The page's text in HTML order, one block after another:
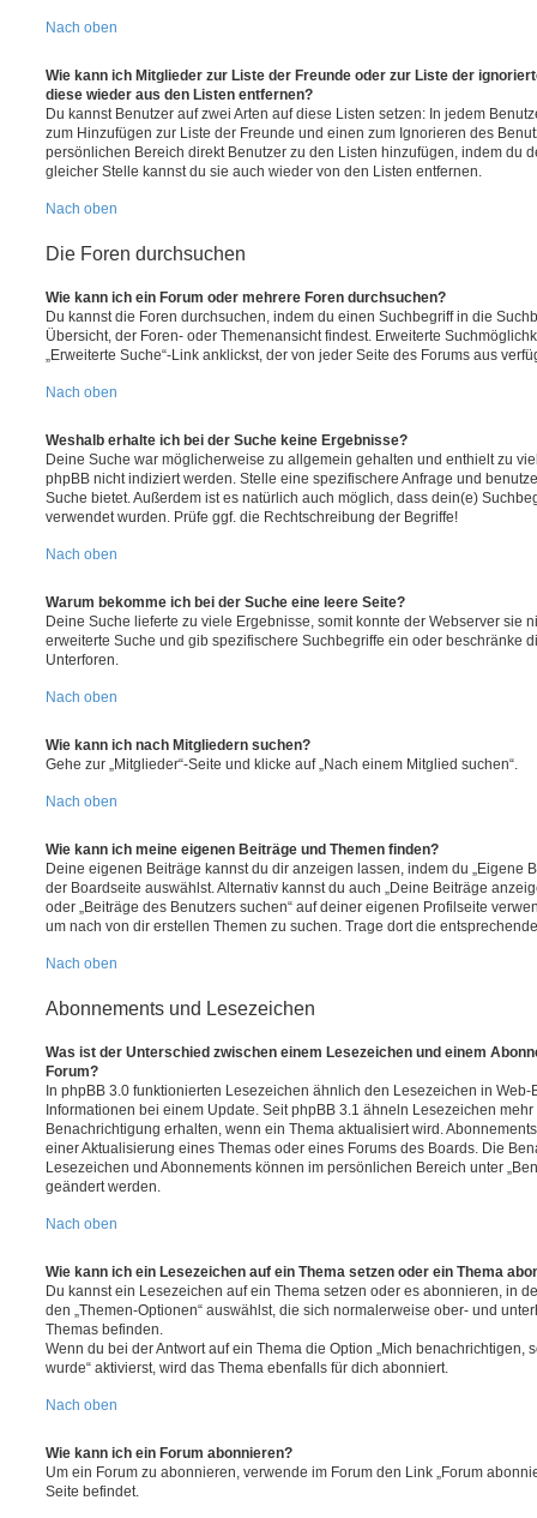
Nach oben
Wie kann ich Mitglieder zur Liste der Freunde oder zur Liste der
diese wieder aus den Listen entfernen?
Du kannst Benutzer auf zwei Arten auf diese Listen setzen: In jedem
zum Hinzufügen zur Liste der Freunde und einen zum Ignorieren des
persönlichen Bereich direkt Benutzer zu den Listen hinzufügen, indem du
gleicher Stelle kannst du sie auch wieder von den Listen entfernen.
Nach oben
Die Foren durchsuchen
Wie kann ich ein Forum oder mehrere Foren durchsuchen?
Du kannst die Foren durchsuchen, indem du einen Suchbegriff in die
Übersicht, der Foren- oder Themenansicht findest. Erweiterte
„Erweiterte Suche“-Link anklickst, der von jeder Seite des Forums aus
Nach oben
Weshalb erhalte ich bei der Suche keine Ergebnisse?
Deine Suche war möglicherweise zu allgemein gehalten und enthielt zu
phpBB nicht indiziert werden. Stelle eine spezifischere Anfrage und
Suche bietet. Außerdem ist es natürlich auch möglich, dass dein(e)
verwendet wurden. Prüfe ggf. die Rechtschreibung der Begriffe!
Nach oben
Warum bekomme ich bei der Suche eine leere Seite?
Deine Suche lieferte zu viele Ergebnisse, somit konnte der Webserver sie
erweiterte Suche und gib spezifischere Suchbegriffe ein oder beschränke
Unterforen.
Nach oben
Wie kann ich nach Mitgliedern suchen?
Gehe zur „Mitglieder“-Seite und klicke auf „Nach einem Mitglied suchen“.
Nach oben
Wie kann ich meine eigenen Beiträge und Themen finden?
Deine eigenen Beiträge kannst du dir anzeigen lassen, indem du „Eigene
der Boardseite auswählst. Alternativ kannst du auch „Deine Beiträge
oder „Beiträge des Benutzers suchen“ auf deiner eigenen Profilseite
um nach von dir erstellen Themen zu suchen. Trage dort die
Nach oben
Abonnements und Lesezeichen
Was ist der Unterschied zwischen einem Lesezeichen und einem
Forum?
In phpBB 3.0 funktionierten Lesezeichen ähnlich den Lesezeichen in
Informationen bei einem Update. Seit phpBB 3.1 ähneln Lesezeichen
Benachrichtigung erhalten, wenn ein Thema aktualisiert wird.
einer Aktualisierung eines Themas oder eines Forums des Boards. Die
Lesezeichen und Abonnements können im persönlichen Bereich unter
geändert werden.
Nach oben
Wie kann ich ein Lesezeichen auf ein Thema setzen oder ein Thema
Du kannst ein Lesezeichen auf ein Thema setzen oder es abonnieren, in
den „Themen-Optionen“ auswählst, die sich normalerweise ober- und
Themas befinden.
Wenn du bei der Antwort auf ein Thema die Option „Mich benachrichtigen,
wurde“ aktivierst, wird das Thema ebenfalls für dich abonniert.
Nach oben
Wie kann ich ein Forum abonnieren?
Um ein Forum zu abonnieren, verwende im Forum den Link „Forum
Seite befindet.